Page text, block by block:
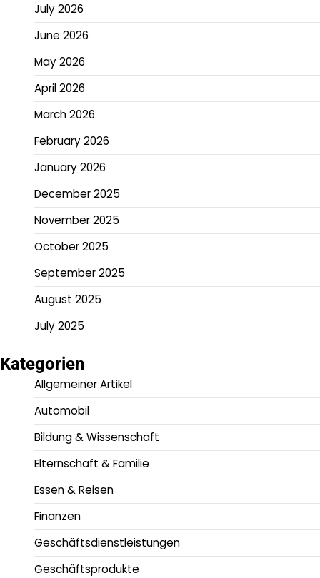
July 2026
June 2026
May 2026
April 2026
March 2026
February 2026
January 2026
December 2025
November 2025
October 2025
September 2025
August 2025
July 2025
Kategorien
Allgemeiner Artikel
Automobil
Bildung & Wissenschaft
Elternschaft & Familie
Essen & Reisen
Finanzen
Geschäftsdienstleistungen
Geschäftsprodukte